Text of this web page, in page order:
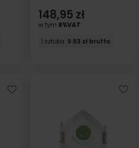
148,95 zł
w tym 8%VAT
1 sztuka: 9.93 zł brutto